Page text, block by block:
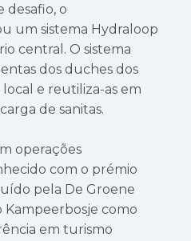
desafio, o
um sistema Hydraloop
central. O sistema
dos duches dos
local e reutiliza-as em
de sanitas.
operações
com o prémio
pela De Groene
Kampeerbosje como
em turismo